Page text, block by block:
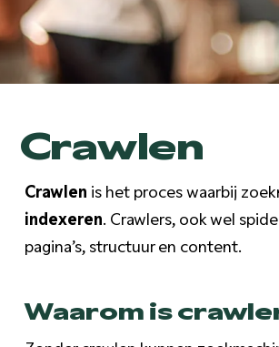
Crawlen
Crawlen is het proces waarbij
indexeren. Crawlers, ook wel
pagina’s, structuur en content.
Waarom is